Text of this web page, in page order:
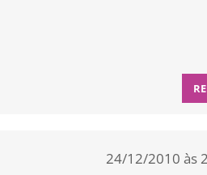
24/12/2010 às